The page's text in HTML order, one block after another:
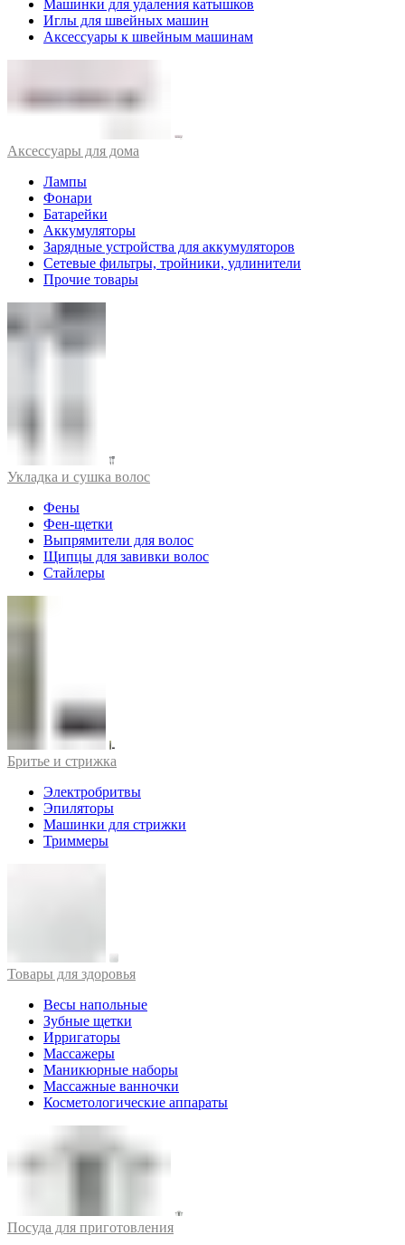
Машинки для удаления катышков
Иглы для швейных машин
Аксессуары к швейным машинам
Аксессуары для дома
Лампы
Фонари
Батарейки
Аккумуляторы
Зарядные устройства для аккумуляторов
Сетевые фильтры, тройники, удлинители
Прочие товары
Укладка и сушка волос
Фены
Фен-щетки
Выпрямители для волос
Щипцы для завивки волос
Стайлеры
Бритье и стрижка
Электробритвы
Эпиляторы
Машинки для стрижки
Триммеры
Товары для здоровья
Весы напольные
Зубные щетки
Ирригаторы
Массажеры
Маникюрные наборы
Массажные ванночки
Косметологические аппараты
Посуда для приготовления